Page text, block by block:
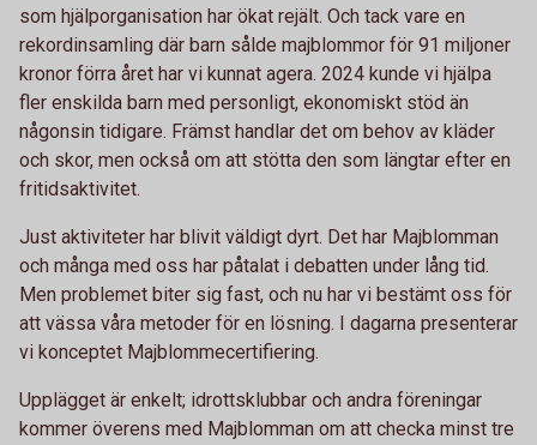
som hjälporganisation har ökat rejält. Och tack vare en
rekordinsamling där barn sålde majblommor för 91 miljoner
kronor förra året har vi kunnat agera. 2024 kunde vi hjälpa
fler enskilda barn med personligt, ekonomiskt stöd än
någonsin tidigare. Främst handlar det om behov av kläder
och skor, men också om att stötta den som längtar efter en
fritidsaktivitet.
Just aktiviteter har blivit väldigt dyrt. Det har Majblomman
och många med oss har påtalat i debatten under lång tid.
Men problemet biter sig fast, och nu har vi bestämt oss för
att vässa våra metoder för en lösning. I dagarna presenterar
vi konceptet Majblommecertifiering.
Upplägget är enkelt; idrottsklubbar och andra föreningar
kommer överens med Majblomman om att checka minst tre